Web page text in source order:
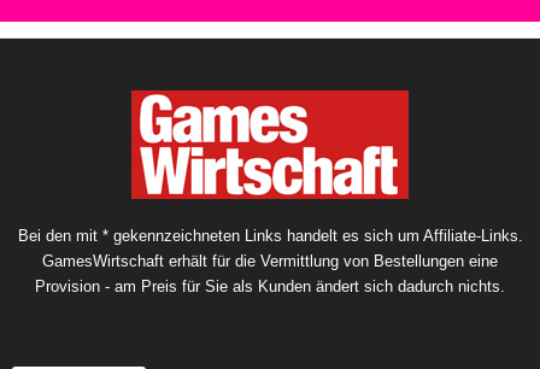
Bei den mit * gekennzeichneten Links handelt es sich um Affiliate-Links.
GamesWirtschaft erhält für die Vermittlung von Bestellungen eine
Provision - am Preis für Sie als Kunden ändert sich dadurch nichts.